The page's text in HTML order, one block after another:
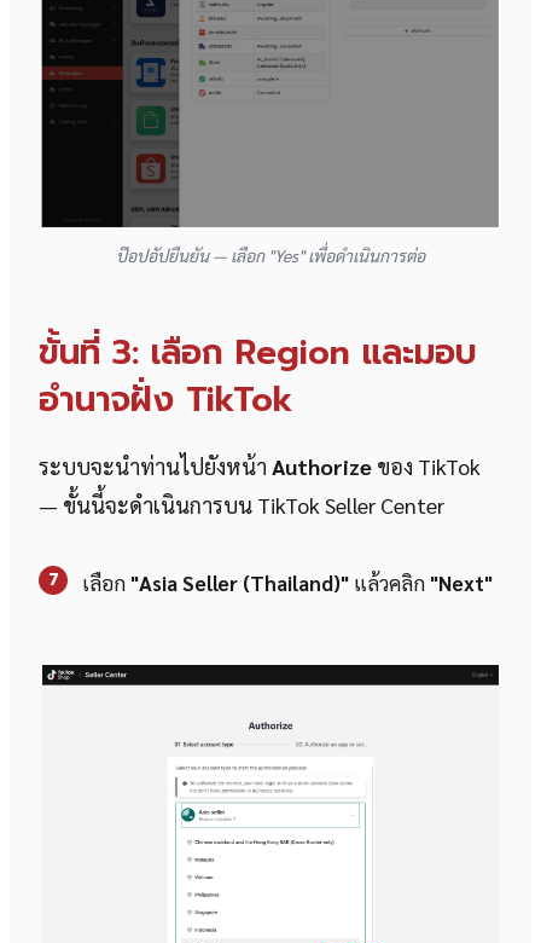
ป๊อปอัปยืนยัน — เลือก "Yes" เพื่อดำเนินการต่อ
ขั้นที่ 3: เลือก Region และมอบ
อำนาจฝั่ง TikTok
ระบบจะนำท่านไปยังหน้า Authorize ของ TikTok
— ขั้นนี้จะดำเนินการบน TikTok Seller Center
7 เลือก "Asia Seller (Thailand)" แล้วคลิก "Next"